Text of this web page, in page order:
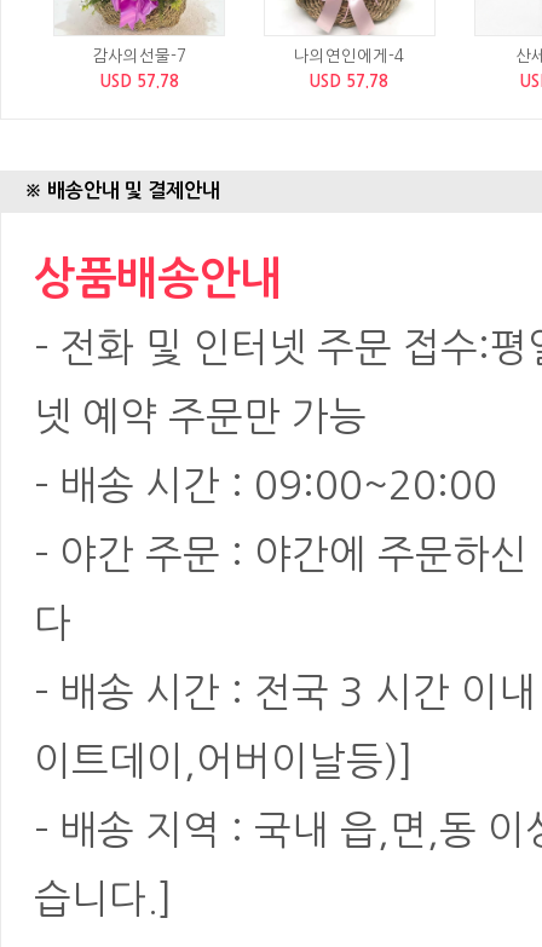
감사의선물-7
USD 57.78
나의연인에게-4
USD 57.78
산
※ 배송안내 및 결제안내
상품배송안내
- 전화 및 인터넷 주문 접수:
넷 예약 주문만 가능
- 배송 시간 : 09:00~20:00
- 야간 주문 : 야간에 주문하
다
- 배송 시간 : 전국 3 시간 이
이트데이,어버이날등)]
- 배송 지역 : 국내 읍,면,동
습니다.]